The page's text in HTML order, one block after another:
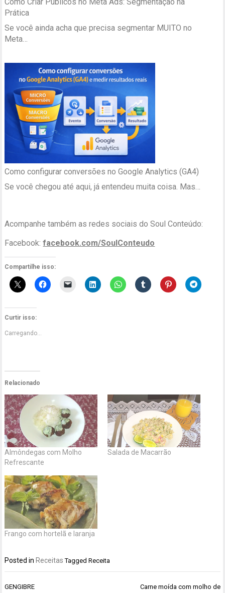
Prática
Se você ainda acha que precisa segmentar MUITO no
Meta…
Como configurar conversões no Google Analytics (GA4)
Se você chegou até aqui, já entendeu muita coisa. Mas…
Acompanhe também as redes sociais do Soul Conteúdo:
Facebook:facebook.com/SoulConteudo
Compartilhe isso:
Curtir isso:
Carregando...
Relacionado
Almôndegas com Molho
Refrescante
Salada de Macarrão
Frango com hortelã e laranja
Posted inReceitas TaggedReceita
Navegação
GENGIBRE
Carne moída com molho de